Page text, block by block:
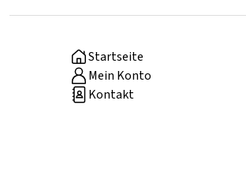
Startseite
Mein Konto
Kontakt